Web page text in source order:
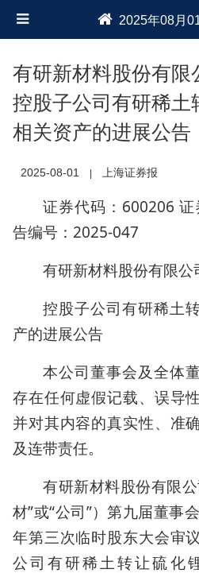
2025年08月
有研新材料股份有限
控股子公司有研稀土
相关资产的进展公告
2025-08-01 上海证券报
证券代码：600206
告编号：2025-047
有研新材料股份有限公
控股子公司有研稀土
产的进展公告
本公司董事会及全体
存在任何虚假记载、误导
并对其内容的真实性、准
及连带责任。
有研新材料股份有限
材”或“公司”）第九届董事
年第三次临时股东大会审
公司有研稀土转让硫化